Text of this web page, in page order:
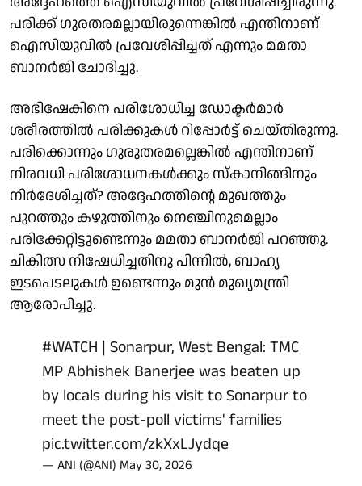
പരിക്ക് ഗുരതരമല്ലായിരുന്നെങ്കില്‍ എന്തിനാണ്
ഐസിയുവില്‍ പ്രവേശിപ്പിച്ചത് എന്നും മമതാ
ബാനര്‍ജി ചോദിച്ചു.
അഭിഷേകിനെ പരിശോധിച്ച ഡോക്ടര്‍മാര്‍
ശരീരത്തില്‍ പരിക്കുകള്‍ റിപ്പോര്‍ട്ട് ചെയ്തിരുന്നു.
പരിക്കൊന്നും ഗുരുതരമല്ലെങ്കില്‍ എന്തിനാണ്
നിരവധി പരിശോധനകള്‍ക്കും സ്‌കാനിങ്ങിനും
നിര്‍ദേശിച്ചത്? അദ്ദേഹത്തിന്റെ മുഖത്തും
പുറത്തും കഴുത്തിനും നെഞ്ചിനുമെല്ലാം
പരിക്കേറ്റിട്ടുണ്ടെന്നും മമതാ ബാനര്‍ജി പറഞ്ഞു.
ചികിത്സ നിഷേധിച്ചതിനു പിന്നില്‍, ബാഹ്യ
ഇടപെടലുകള്‍ ഉണ്ടെന്നും മുന്‍ മുഖ്യമന്ത്രി
ആരോപിച്ചു.
#WATCH | Sonarpur, West Bengal: TMC
MP Abhishek Banerjee was beaten up
by locals during his visit to Sonarpur to
meet the post-poll victims' families
pic.twitter.com/zkXxLJydqe
— ANI (@ANI) May 30, 2026